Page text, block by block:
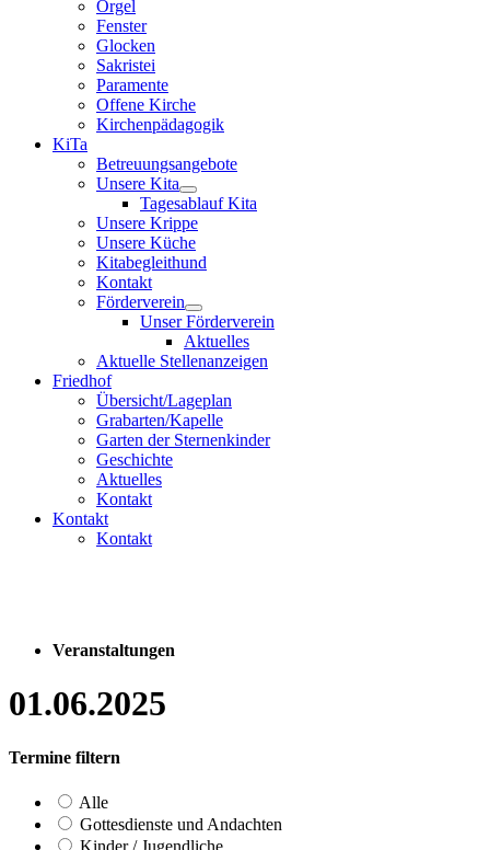
Orgel
Fenster
Glocken
Sakristei
Paramente
Offene Kirche
Kirchenpädagogik
KiTa
Betreuungsangebote
Unsere Kita
Tagesablauf Kita
Unsere Krippe
Unsere Küche
Kitabegleithund
Kontakt
Förderverein
Unser Förderverein
Aktuelles
Aktuelle Stellenanzeigen
Friedhof
Übersicht/Lageplan
Grabarten/Kapelle
Garten der Sternenkinder
Geschichte
Aktuelles
Kontakt
Kontakt
Kontakt
Veranstaltungen
01.06.2025
Termine filtern
Alle
Gottesdienste und Andachten